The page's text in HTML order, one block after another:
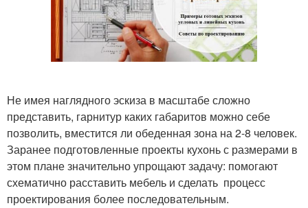
Не имея наглядного эскиза в масштабе сложно
представить, гарнитур каких габаритов можно себе
позволить, вместится ли обеденная зона на 2-8 человек.
Заранее подготовленные проекты кухонь с размерами в
этом плане значительно упрощают задачу: помогают
схематично расставить мебель и сделать процесс
проектирования более последовательным.